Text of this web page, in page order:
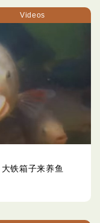
Videos
大铁箱子来养鱼